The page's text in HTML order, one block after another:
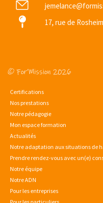
17, rue de
© For’Mission 2026
Certifications
Nos prestations
Notre pédagogie
Mon espace formation
Actualités
Notre adaptation aux situations de
Prendre rendez-vous avec un(e)
Notre équipe
Notre ADN
Pour les entreprises